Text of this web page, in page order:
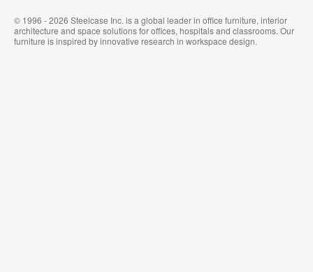
© 1996 - 2026 Steelcase Inc. is a global leader in office furniture, interior
architecture and space solutions for offices, hospitals and classrooms. Our
furniture is inspired by innovative research in workspace design.